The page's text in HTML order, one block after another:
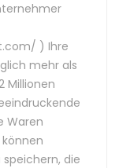
) Ihre
mehr als
Millionen
Waren
speichern, die